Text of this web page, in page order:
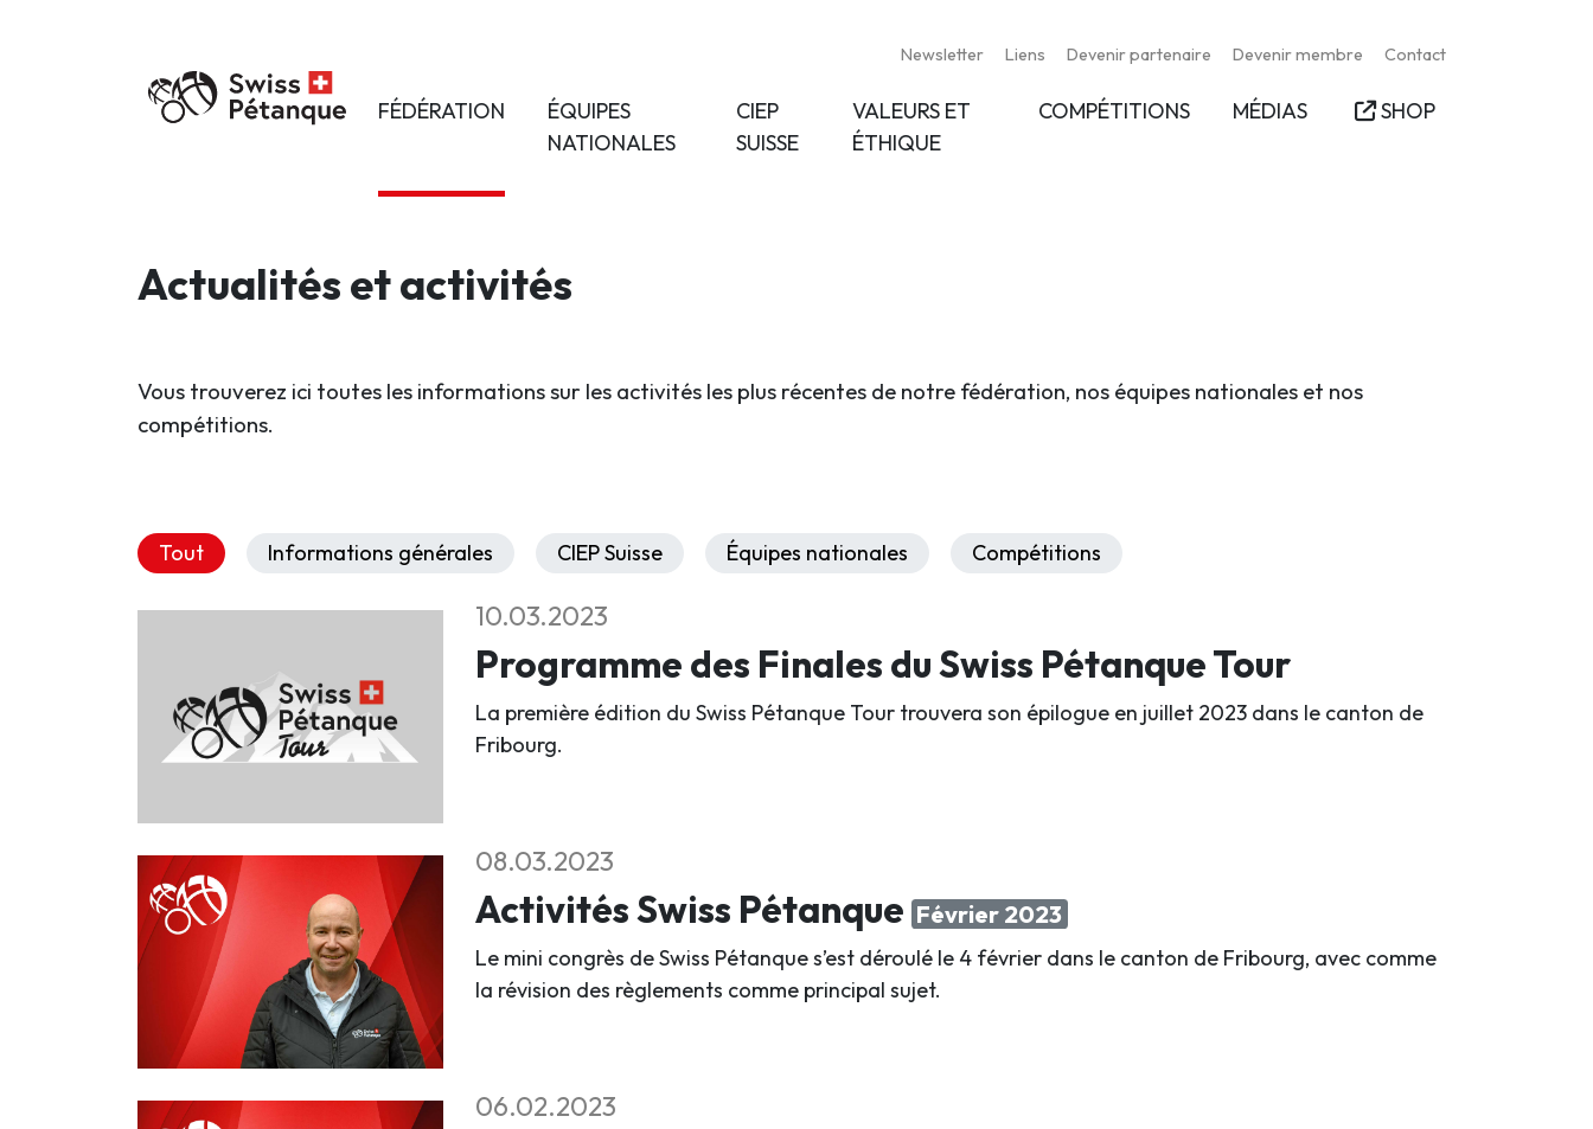
Newsletter Liens Devenir partenaire Devenir membre Contact
FÉDÉRATION
ÉQUIPES
NATIONALES
CIEP
SUISSE
VALEURS ET
ÉTHIQUE
COMPÉTITIONS MÉDIAS SHOP
Actualités et activités
Vous trouverez ici toutes les informations sur les activités les plus récentes de notre fédération, nos équipes nationales et nos
compétitions.
Tout Informations générales CIEP Suisse Équipes nationales Compétitions
10.03.2023
Programme des Finales du Swiss Pétanque Tour
La première édition du Swiss Pétanque Tour trouvera son épilogue en juillet 2023 dans le canton de
Fribourg.
08.03.2023
Activités Swiss Pétanque Février 2023
Le mini congrès de Swiss Pétanque s’est déroulé le 4 février dans le canton de Fribourg, avec comme
la révision des règlements comme principal sujet.
06.02.2023